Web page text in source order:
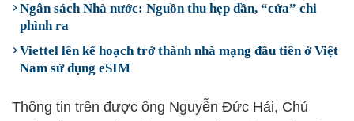
Ngân sách Nhà nước: Nguồn thu hẹp dần, “cửa” chi
phình ra
Viettel lên kế hoạch trở thành nhà mạng đầu tiên ở Việt
Nam sử dụng eSIM
Thông tin trên được ông Nguyễn Đức Hải, Chủ